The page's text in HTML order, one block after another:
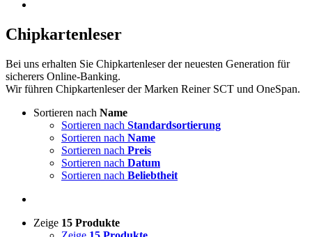
Chipkartenleser
Bei uns erhalten Sie Chipkartenleser der neuesten Generation für
sicherers Online-Banking.
Wir führen Chipkartenleser der Marken Reiner SCT und OneSpan.
Sortieren nach Name
Sortieren nach Standardsortierung
Sortieren nach Name
Sortieren nach Preis
Sortieren nach Datum
Sortieren nach Beliebtheit
Zeige 15 Produkte